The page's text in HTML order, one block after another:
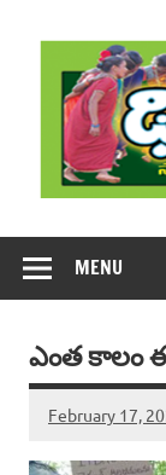
content
MENU
ఎంత కాలం
February 17,